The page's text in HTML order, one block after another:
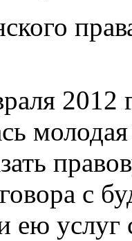
2012
с
ею услуг